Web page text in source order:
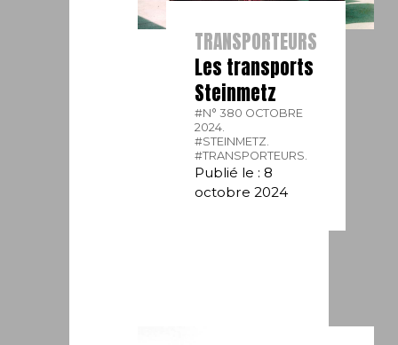
TRANSPORTEURS
Les transports
Steinmetz
#N° 380 OCTOBRE
2024.
#STEINMETZ.
#TRANSPORTEURS.
Publié le : 8
octobre 2024